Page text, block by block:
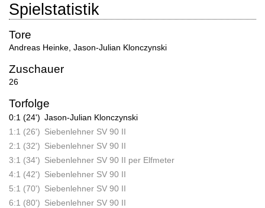
Spielstatistik
Tore
Andreas Heinke Jason-Julian Klonczynski
Zuschauer
26
Torfolge
0:1 (24') Jason-Julian Klonczynski
1:1 (26') Siebenlehner SV 90 II
2:1 (32') Siebenlehner SV 90 II
3:1 (34') Siebenlehner SV 90 II per Elfmeter
4:1 (42') Siebenlehner SV 90 II
5:1 (70') Siebenlehner SV 90 II
6:1 (80') Siebenlehner SV 90 II